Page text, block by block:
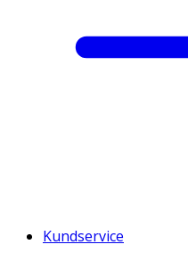
Kundservice